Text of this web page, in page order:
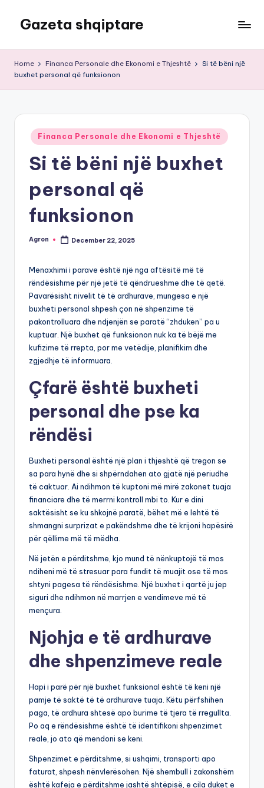
content
Gazeta shqiptare
Home Financa Personale dhe Ekonomi e Thjeshtë
Si të bëni një
buxhet personal që funksionon
Posted
in
Financa Personale dhe Ekonomi e Thjeshtë
Si të bëni një buxhet
personal që
funksionon
Posted
Agron December 22, 2025
Menaxhimi i parave është një nga aftësitë më të
rëndësishme për një jetë të qëndrueshme dhe të qetë.
Pavarësisht nivelit të të ardhurave, mungesa e një
buxheti personal shpesh çon në shpenzime të
pakontrolluara dhe ndjenjën se paratë “zhduken” pa u
kuptuar. Një buxhet që funksionon nuk ka të bëjë me
kufizime të rrepta, por me vetëdije, planifikim dhe
zgjedhje të informuara.
Çfarë është buxheti
personal dhe pse ka
rëndësi
Buxheti personal është një plan i thjeshtë që tregon se
sa para hynë dhe si shpërndahen ato gjatë një periudhe
të caktuar. Ai ndihmon të kuptoni më mirë zakonet tuaja
financiare dhe të merrni kontroll mbi to. Kur e dini
saktësisht se ku shkojnë paratë, bëhet më e lehtë të
shmangni surprizat e pakëndshme dhe të krijoni hapësirë
për qëllime më të mëdha.
Në jetën e përditshme, kjo mund të nënkuptojë të mos
ndiheni më të stresuar para fundit të muajit ose të mos
shtyni pagesa të rëndësishme. Një buxhet i qartë ju jep
siguri dhe ndihmon në marrjen e vendimeve më të
mençura.
Njohja e të ardhurave
dhe shpenzimeve reale
Hapi i parë për një buxhet funksional është të keni një
pamje të saktë të të ardhurave tuaja. Këtu përfshihen
paga, të ardhura shtesë apo burime të tjera të rregullta.
Po aq e rëndësishme është të identifikoni shpenzimet
reale, jo ato që mendoni se keni.
Shpenzimet e përditshme, si ushqimi, transporti apo
faturat, shpesh nënvlerësohen. Një shembull i zakonshëm
është kafeja e përditshme jashtë shtëpisë, e cila duket e